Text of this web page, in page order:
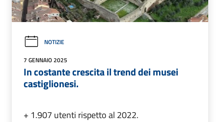
NOTIZIE
7 GENNAIO 2025
In costante crescita il trend dei musei
castiglionesi.
+ 1.907 utenti rispetto al 2022.